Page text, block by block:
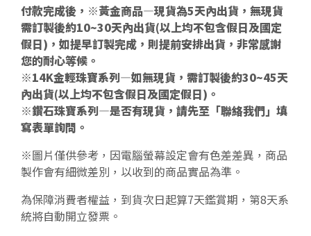
付款完成後，※黃金商品—現貨為5天內出貨，無現貨
需訂製後約10~30天內出貨(以上均不包含假日及國定
假日)，如提早訂製完成，則提前安排出貨，非常感謝
您的耐心等候。
※14K金輕珠寶系列—如無現貨，需訂製後約30~45天
內出貨(以上均不包含假日及國定假日)。
※鑽石珠寶系列—是否有現貨，請先至「聯絡我們」填
寫表單詢問。
※圖片僅供參考，因電腦螢幕設定會有色差差異，商品
製作會有細微差別，以收到的商品實品為準。
為保障消費者權益，到貨次日起算7天鑑賞期，第8天系
統將自動開立發票。